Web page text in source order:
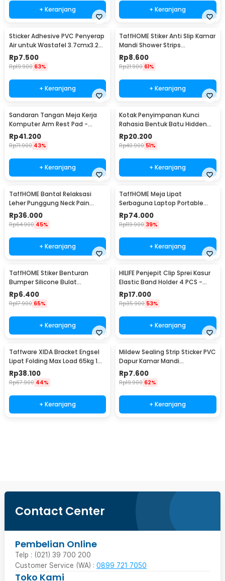
+ Keranjang + Keranjang
Sticker Adhesive PVC Penyerap
Air untuk Wastafel 3.7cmx3.2M
- CN1222
Rp7.500
Rp19.900 63%
+ Keranjang
TaffHOME Stiker Anti Slip Kamar
Mandi Shower Strips
20x380mm 6 PCS - TT-19
Rp8.600
Rp21.900 61%
+ Keranjang
Sandaran Tangan Meja Kerja
Komputer Arm Rest Pad -
91526
Rp41.200
Rp71.900 43%
+ Keranjang
Kotak Penyimpanan Kunci
Rahasia Bentuk Batu Hidden
Key Box - B0521
Rp20.200
Rp40.900 51%
+ Keranjang
TaffHOME Bantal Relaksasi
Leher Punggung Neck Pain
Relief - HBF001
Rp36.000
Rp64.900 45%
+ Keranjang
TaffHOME Meja Lipat
Serbaguna Laptop Portable
Desk Minimalist Design - BO60
Rp74.000
Rp119.900 39%
+ Keranjang
TaffHOME Stiker Benturan
Bumper Silicone Bulat
Hemispherical 100 PCS - FZL10
Rp6.400
Rp17.900 65%
+ Keranjang
HILIFE Penjepit Clip Sprei Kasur
Elastic Band Holder 4 PCS -
200TC
Rp17.000
Rp35.900 53%
+ Keranjang
Taffware XIDA Bracket Engsel
Lipat Folding Max Load 65kg 14
Inch 2 PCS - JM007
Rp38.100
Rp67.900 44%
+ Keranjang
Mildew Sealing Strip Sticker PVC
Dapur Kamar Mandi
3.7cmx3.2M
Rp7.600
Rp19.900 62%
+ Keranjang
Contact Center
Pembelian Online
Telp : (021) 39 700 200
Customer Service (WA) : 0899 721 7050
Toko Kami